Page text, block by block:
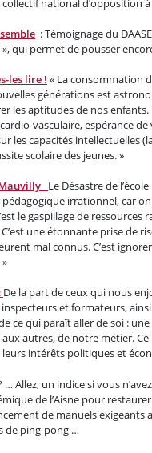
: Témoignage du
», qui permet de pousser
les lire ! « La consommation
générations est
les aptitudes de nos
vasculaire, espérance
les capacités intellectuelles
scolaire des jeunes. »
Le Désastre de
pédagogique irrationnel, car
le gaspillage de
une étonnante prise de
mal connus. C’est
De la part de ceux qui nous
et formateurs,
ce qui paraît aller de soi :
autres, de notre métier.
intérêts politiques et
Allez, un indice si vous
de l’Aisne pour
de manuels
de ping-pong …